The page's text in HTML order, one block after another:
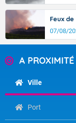
Feux
07/08/
A
Ville
Port